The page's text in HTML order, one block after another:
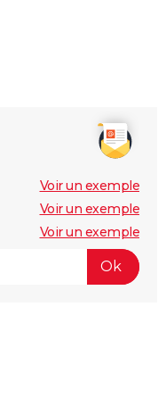
Voir un exemple
Voir un exemple
Voir un exemple